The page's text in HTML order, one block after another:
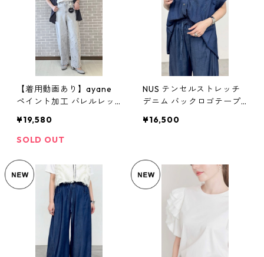
【着用動画あり】ayane
ペイント加工 バレルレッ
6 ベージュ/グレー 38 9号
Mサイズ アヤン
¥19,580
SOLD OUT
NUS テンセルストレッチ
デニム バックロゴテープ
o.652-35503 セットアッ
¥16,500